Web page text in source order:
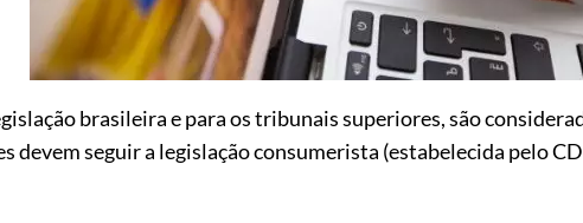
brasileira e para os tribunais superiores, são
devem seguir a legislação consumerista (estabelecida pelo